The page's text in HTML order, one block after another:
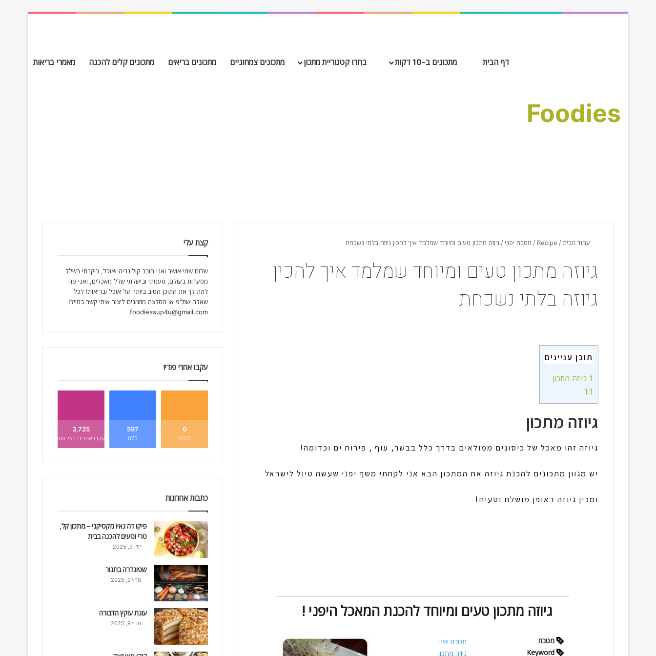
Foodies
דף הבית מתכונים ב-10 דקות בחרו קטגוריית מתכון מתכונים צמחוניים מתכונים בריאים מתכונים קלים להכנה מאמרי בריאות
עמוד הבית /
Recipe
/ מטבח יפני / גיוזה מתכון טעים ומיוחד שמלמד איך להכין גיוזה בלתי נשכחת
גיוזה מתכון טעים ומיוחד שמלמד איך להכין
גיוזה בלתי נשכחת
תוכן עניינים
1 גיוזה מתכון
1.1
גיוזה מתכון
גיוזה זהו מאכל של כיסונים ממולאים בדרך כלל בבשר, עוף , פירות ים וכדומה!
יש מגוון מתכונים להכנת גיוזה את המתכון הבא אני לקחתי משף יפני שעשה טיול לישראל
ומכין גיוזה באופן מושלם וטעים!
גיוזה מתכון טעים ומיוחד להכנת המאכל היפני !
מטבח
מטבח יפני
Keyword
גיוזה מתכון
קצת עלי
שלום שמי אושר ואני חובב קולינריה ואוכל, ביקרתי בשלל
מסעדות בעולם, טעמתי ובישלתי שלל מאכלים, ואני פה
לתת לך את התוכן הטוב ביותר על אוכל ובריאות! לכל
שאלה שת"פ או המלצה מוזמנים ליצור איתי קשר במייל!
foodiessup4u@gmail.com
עקבו אחרי פודיז
0
1256
597
875
3,725
עקבו אחרינו באינסטגרם
כתבות אחרונות
פיקו דה גאיו מקסיקני – מתכון קל,
טרי וטעים להכנה בבית
יולי 9, 2025
שפונדרה בתנור
מרץ 9, 2025
עוגת עוקץ הדבורה
מרץ 9, 2025